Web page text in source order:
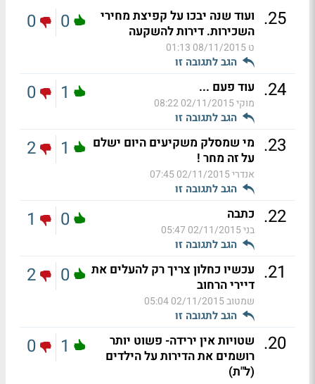
25
. ועוד שנה יבכו על קפיצת מחירי
השכירות. דירות להשקעה
ט08/11/2015 01:13
הגב לתגובה זו
0
0
24
. עוד פעם ...
מוקי02/11/2015 08:22
הגב לתגובה זו
1
0
23
. מי שמסלק משקיעים היום ישלם
על זה מחר !
אנדרי02/11/2015 07:45
הגב לתגובה זו
1
2
22
. כתבה
בני02/11/2015 05:47
הגב לתגובה זו
0
1
21
.
עכשיו כחלון צריך רק להעלים את
דיירי הרחוב
שמטוב02/11/2015 05:04
הגב לתגובה זו
0
2
20
. שטויות אין ירידה- פשוט יותר
רושמים את הדירות על הילדים
(ל"ת)
1
0